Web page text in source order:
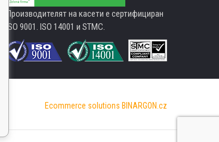
Производителят на касети е сертифициран
ISO 9001. ISO 14001 и STMC.
Ecommerce solutions BINARGON.cz